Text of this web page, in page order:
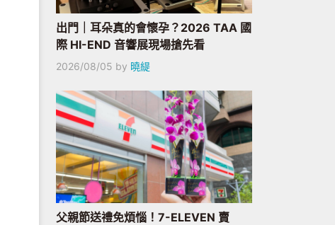
出門｜耳朵真的會懷孕？2026 TAA 國
際 HI-END 音響展現場搶先看
2026/08/05 by 曉緹
父親節送禮免煩惱！7-ELEVEN 賣